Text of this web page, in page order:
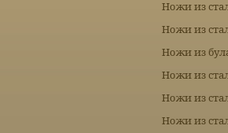
Ножи из
Ножи из
Ножи из
Ножи из
Ножи из
Ножи из